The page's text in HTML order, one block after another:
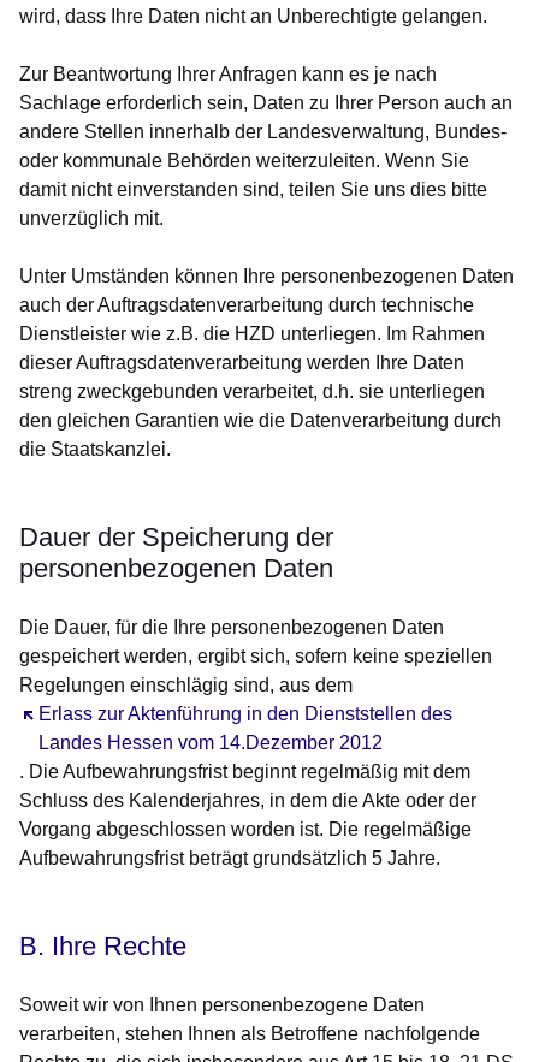
wird, dass Ihre Daten nicht an Unberechtigte gelangen.
Zur Beantwortung Ihrer Anfragen kann es je nach
Sachlage erforderlich sein, Daten zu Ihrer Person auch an
andere Stellen innerhalb der Landesverwaltung, Bundes-
oder kommunale Behörden weiterzuleiten. Wenn Sie
damit nicht einverstanden sind, teilen Sie uns dies bitte
unverzüglich mit.
Unter Umständen können Ihre personenbezogenen Daten
auch der Auftragsdatenverarbeitung durch technische
Dienstleister wie z.B. die HZD unterliegen. Im Rahmen
dieser Auftragsdatenverarbeitung werden Ihre Daten
streng zweckgebunden verarbeitet, d.h. sie unterliegen
den gleichen Garantien wie die Datenverarbeitung durch
die Staatskanzlei.
Dauer der Speicherung der
personenbezogenen Daten
Die Dauer, für die Ihre personenbezogenen Daten
gespeichert werden, ergibt sich, sofern keine speziellen
Regelungen einschlägig sind, aus dem
Erlass zur Aktenführung in den Dienststellen des
Landes Hessen vom 14.Dezember 2012
Öffnet sich in einem neuen Fenster
. Die Aufbewahrungsfrist beginnt regelmäßig mit dem
Schluss des Kalenderjahres, in dem die Akte oder der
Vorgang abgeschlossen worden ist. Die regelmäßige
Aufbewahrungsfrist beträgt grundsätzlich 5 Jahre.
B. Ihre Rechte
Soweit wir von Ihnen personenbezogene Daten
verarbeiten, stehen Ihnen als Betroffene nachfolgende